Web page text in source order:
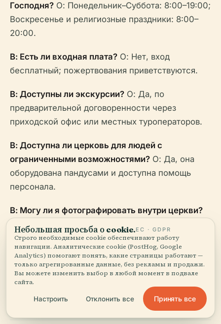
Господня? О: Понедельник–Суббота: 8:00–19:00;
Воскресенье и религиозные праздники: 8:00–
20:00.
В: Есть ли входная плата? О: Нет, вход
бесплатный; пожертвования приветствуются.
В: Доступны ли экскурсии? О: Да, по
предварительной договоренности через
приходской офис или местных туроператоров.
В: Доступна ли церковь для людей с
ограниченными возможностями? О: Да, она
оборудована пандусами и доступна помощь
персонала.
В: Могу ли я фотографировать внутри церкви?
О: Да, но, пожалуйста, спрашивайте
разрешения во время богослужений.
В: Какое время лучше всего для посещения?О:
Весна и осень для мягкой погоды; День
Вознесения для яркого культурного опыта.
Небольшая просьба о cookie.ЕС · GDPR
Строго необходимые cookie обеспечивают работу
навигации. Аналитические cookie (PostHog, Google
Analytics) помогают понять, какие страницы работают —
только агрегированные данные, без рекламы и продажи.
Вы можете изменить выбор в любой момент в подвале
сайта.
Настроить Отклонить все Принять все